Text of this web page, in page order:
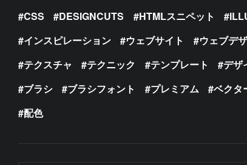
CSS DESIGNCUTS HTMLスニペット
インスピレーション
ウェブサイト ウェブデ
テクスチャ
テクニック テンプレート デザ
ブラシ
ブラシフォント プレミアム ベクタ
配色